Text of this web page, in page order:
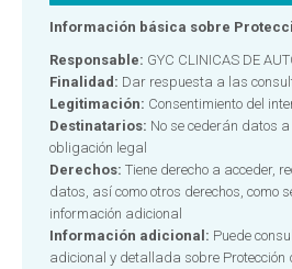
Información básica sobre
Responsable: GYC CLINICAS DE
Finalidad: Dar respuesta a las
Legitimación: Consentimiento del
Destinatarios: No se cederán datos
obligación legal
Derechos: Tiene derecho a acceder,
datos, así como otros derechos, como
información adicional
Información adicional: Puede
adicional y detallada sobre Protección